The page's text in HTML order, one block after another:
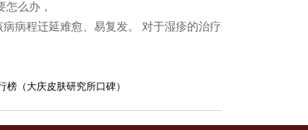
么办，
病程迁延难愈、易复发。 对于湿疹的治疗来说最好选
榜（大庆皮肤研究所口碑）